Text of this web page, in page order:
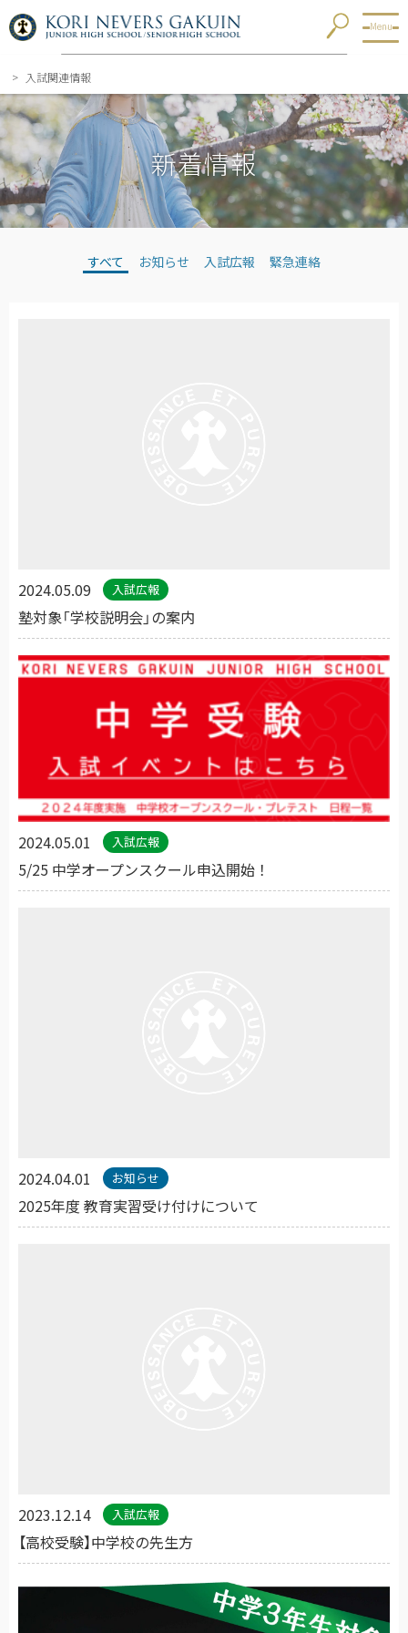
入試関連情報
新着情報
すべて お知らせ 入試広報 緊急連絡
2024.05.09 入試広報
塾対象「学校説明会」の案内
2024.05.01 入試広報
5/25 中学オープンスクール申込開始！
2024.04.01 お知らせ
2025年度 教育実習受け付けについて
2023.12.14 入試広報
【高校受験】中学校の先生方